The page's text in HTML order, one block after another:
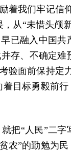
着我们牢记信
从“未惜头颅
融入中国共
存、不确定
验面前保持定
目标勇毅前
把“人民”二
农”的勤勉为